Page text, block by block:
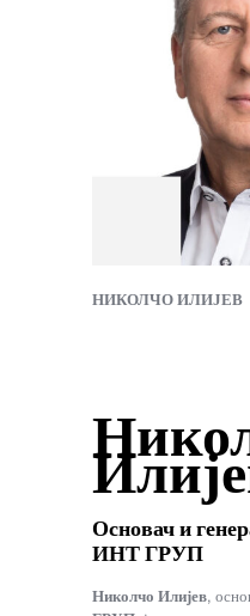
НИКОЛЧО ИЛИЈЕВ
Основач и
ИНТ ГРУП
Николчо Илијев,